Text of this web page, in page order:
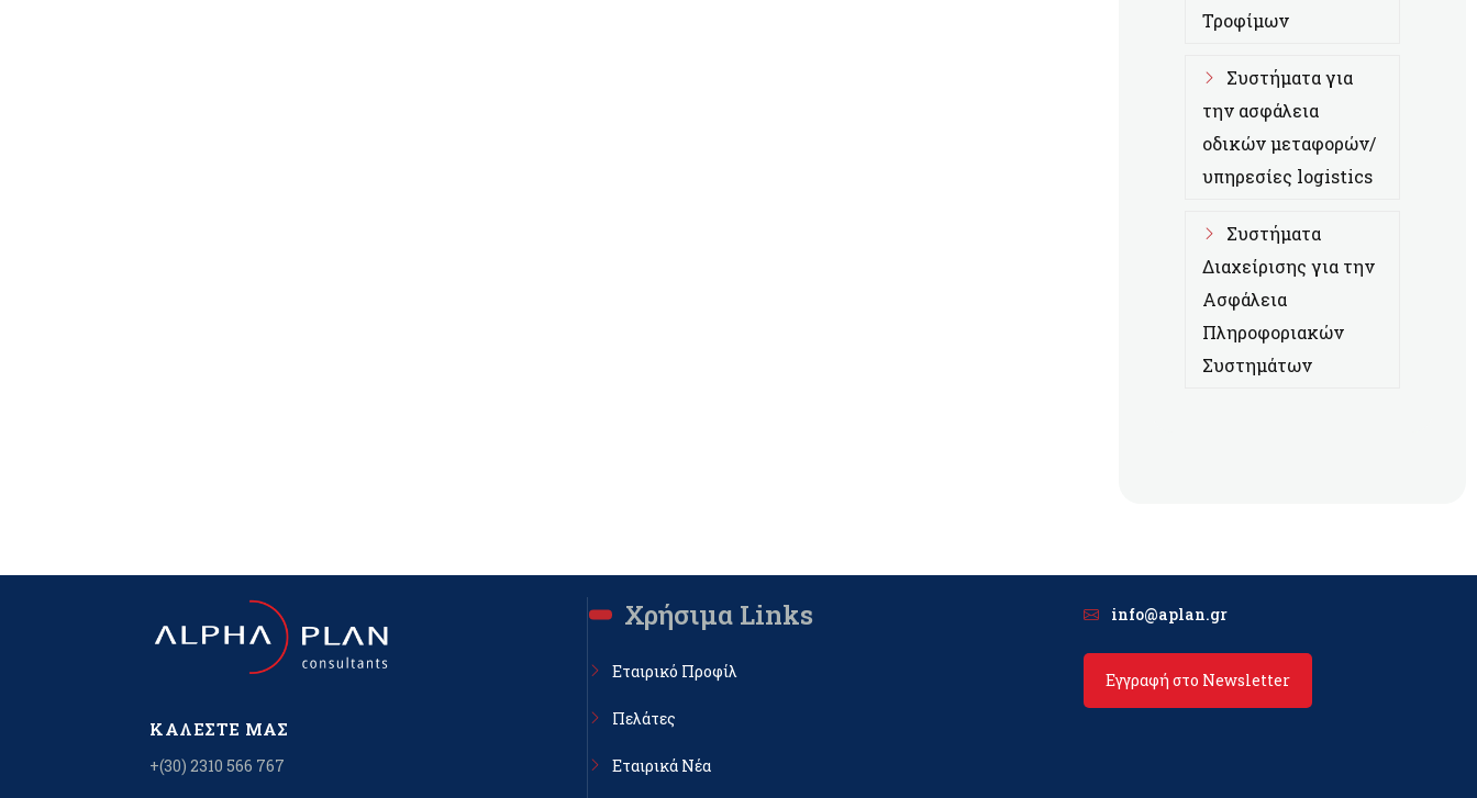
Τροφίμων
Συστήματα για
την ασφάλεια
οδικών μεταφορών/
υπηρεσίες logistics
Συστήματα
Διαχείρισης για την
Ασφάλεια
Πληροφοριακών
Συστημάτων
ΚΑΛΈΣΤΕ ΜΑΣ
+(30) 2310 566 767
Χρήσιμα Links
Εταιρικό Προφίλ
Πελάτες
Εταιρικά Νέα
info@aplan.gr
Εγγραφή στο Newsletter